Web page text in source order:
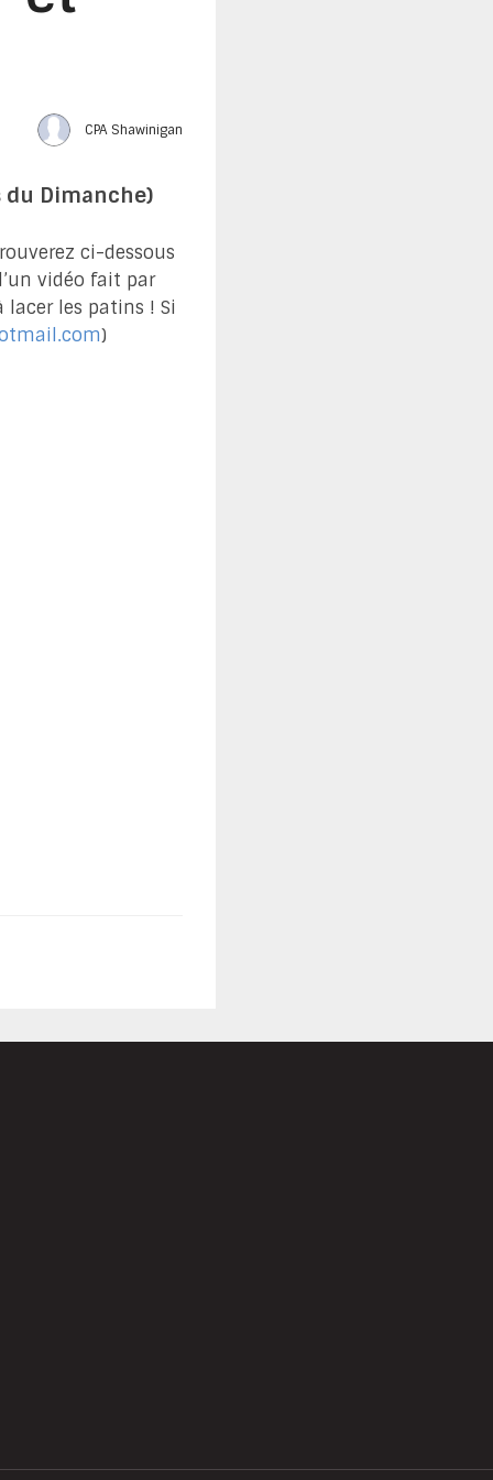
CPA Shawinigan
du Dimanche)
ci-dessous
vidéo fait par
lacer les patins ! Si
)